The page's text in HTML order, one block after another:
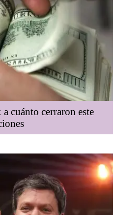
cuánto cerraron este